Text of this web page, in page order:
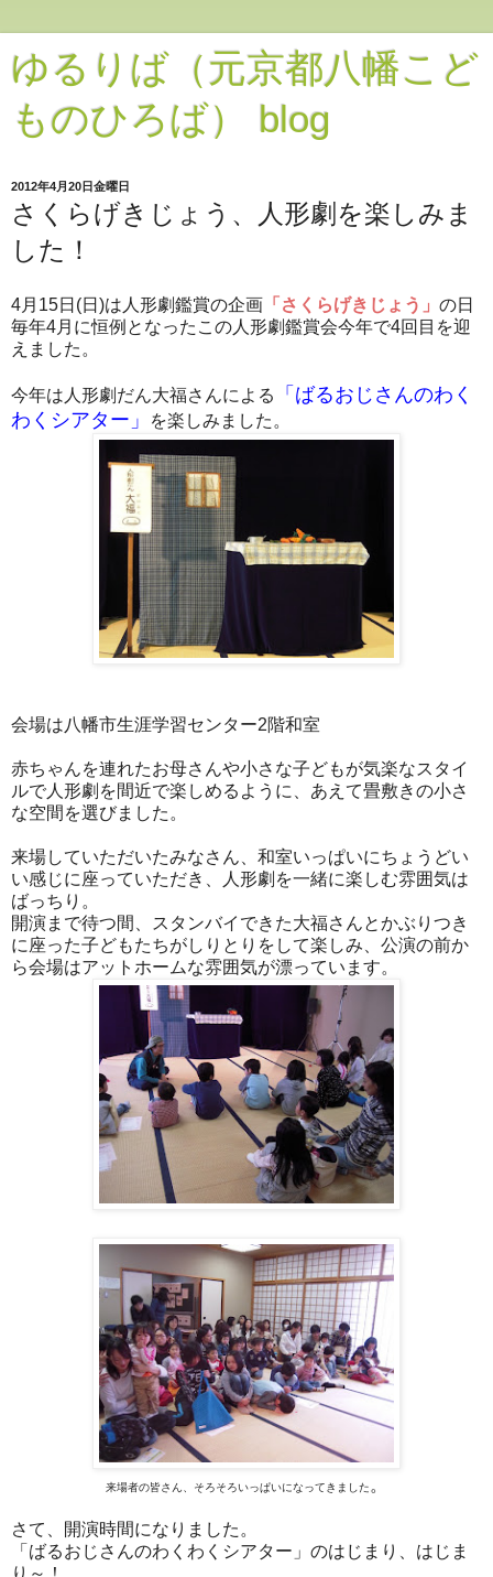
ゆるりば（元京都八幡こど
ものひろば） blog
2012年4月20日金曜日
さくらげきじょう、人形劇を楽しみま
した！
4月15日(日)は人形劇鑑賞の企画 「さくらげきじょう」 の日
毎年4月に恒例となったこの人形劇鑑賞会今年で4回目を迎
えました。
今年は人形劇だん大福さんによる
「ばるおじさんのわく
わくシアター」
を楽しみました。
会場は八幡市生涯学習センター2階和室
赤ちゃんを連れたお母さんや小さな子どもが気楽なスタイ
ルで人形劇を間近で楽しめるように、あえて畳敷きの小さ
な空間を選びました。
来場していただいたみなさん、和室いっぱいにちょうどい
い感じに座っていただき、人形劇を一緒に楽しむ雰囲気は
ばっちり。
開演まで待つ間、スタンバイできた大福さんとかぶりつき
に座った子どもたちがしりとりをして楽しみ、公演の前か
ら会場はアットホームな雰囲気が漂っています。
来場者の皆さん、そろそろいっぱいになってきました 。
さて、開演時間になりました。
「ばるおじさんのわくわくシアター」のはじまり、はじま
り～！